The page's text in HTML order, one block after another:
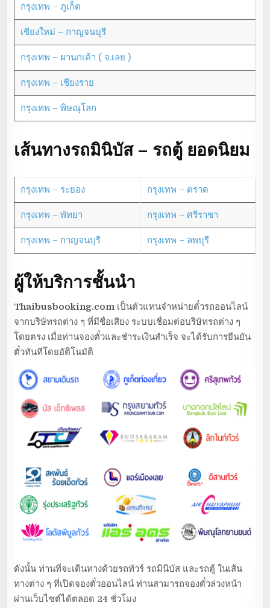
กรุงเทพ – ภูเก็ต
เชียงใหม่ – กาญจนบุรี
กรุงเทพ – ผานกเค้า ( จ.เลย )
กรุงเทพ – เชียงราย
กรุงเทพ – พิษณุโลก
เส้นทางรถมินิบัส – รถตู้ ยอดนิยม
กรุงเทพ – ระยอง กรุงเทพ – ตราด
กรุงเทพ – พัทยา กรุงเทพ – ศรีราชา
กรุงเทพ – กาญจนบุรี กรุงเทพ – ลพบุรี
ผู้ให้บริการชั้นนำ
Thaibusbooking.com เป็นตัวแทนจำหน่ายตั๋วรถออนไลน์
จากบริษัทรถต่าง ๆ ที่มีชื่อเสียง ระบบเชื่อมต่อบริษัทรถต่าง ๆ
โดยตรง เมื่อท่านจองตั๋วและชำระเงินสำเร็จ จะได้รับการยืนยัน
ตั๋วทันทีโดยอัติโนมัติ
ดังนั้น ท่านที่จะเดินทางด้วยรถทัวร์ รถมินิบัส และรถตู้ ในเส้น
ทางต่าง ๆ ที่เปิดจองตั๋วออนไลน์ ท่านสามารถจองตั๋วล่วงหน้า
ผ่านเว็บไซต์ได้ตลอด 24 ชั่วโมง